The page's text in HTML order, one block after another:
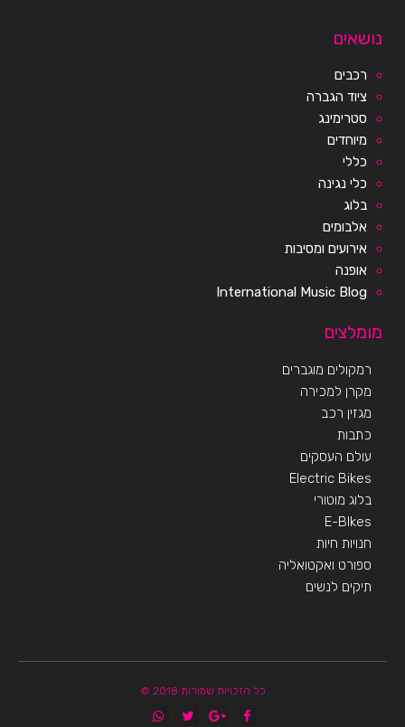
נושאים
רכבים
ציוד הגברה
סטרימינג
מיוחדים
כללי
כלי נגינה
בלוג
אלבומים
אירועים ומסיבות
אופנה
International Music Blog
מומלצים
רמקולים מוגברים
מקרן למכירה
מגזין רכב
כתבות
עולם העסקים
Electric Bikes
בלוג מוטורי
E-BIkes
חנויות חיות
ספורט ואקטואליה
תיקים לנשים
כל הזכויות שמורות 2018 ©